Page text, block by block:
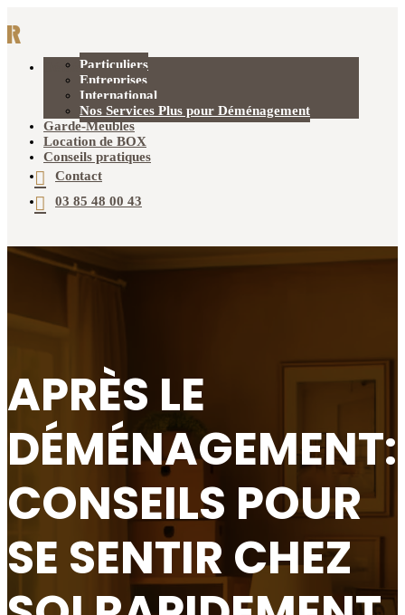
Déménagement
Particuliers
Entreprises
International
Nos Services Plus pour Déménagement
Garde-Meubles
Location de BOX
Conseils pratiques
Contact
03 85 48 00 43
APRÈS LE
DÉMÉNAGEMENT:
CONSEILS POUR
SE SENTIR CHEZ